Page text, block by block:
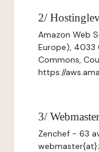
2/
Amazon Web
Europe), 4033
Commons,
https://
3/ Webmaster
Zenchef - 63